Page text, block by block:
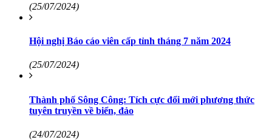
(25/07/2024)
Hội nghị Báo cáo viên cấp tỉnh tháng 7 năm 2024
(25/07/2024)
Thành phố Sông Công: Tích cực đổi mới phương thức
tuyên truyền về biển, đảo
(24/07/2024)